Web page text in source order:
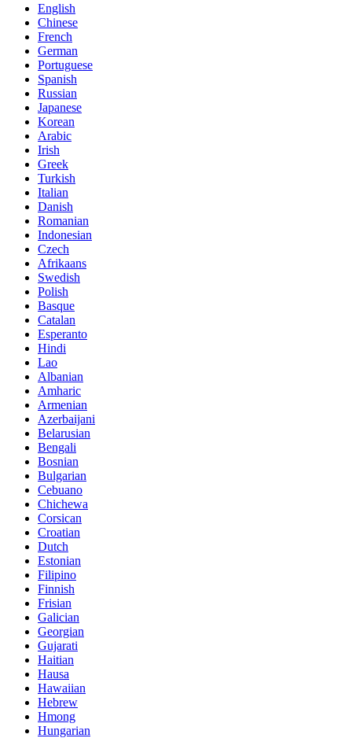
English
Chinese
French
German
Portuguese
Spanish
Russian
Japanese
Korean
Arabic
Irish
Greek
Turkish
Italian
Danish
Romanian
Indonesian
Czech
Afrikaans
Swedish
Polish
Basque
Catalan
Esperanto
Hindi
Lao
Albanian
Amharic
Armenian
Azerbaijani
Belarusian
Bengali
Bosnian
Bulgarian
Cebuano
Chichewa
Corsican
Croatian
Dutch
Estonian
Filipino
Finnish
Frisian
Galician
Georgian
Gujarati
Haitian
Hausa
Hawaiian
Hebrew
Hmong
Hungarian